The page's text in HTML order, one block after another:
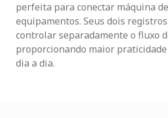
perfeita para conectar máquina
equipamentos. Seus dois
controlar separadamente o fluxo
proporcionando maior praticidade
dia a dia.